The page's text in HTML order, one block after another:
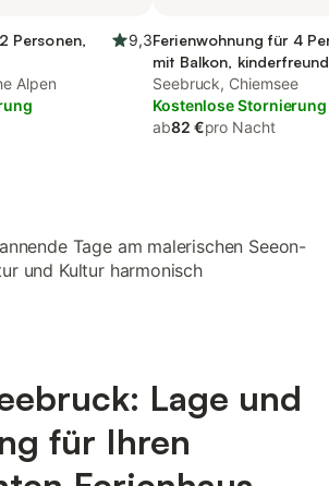
Personen,
9,3
Alpen
Ferienwohnung für 4
mit Balkon,
Seebruck, Chiemsee
Kostenlose Stornierung
ab82 €pro Nacht
Tage am malerischen Seeon-
und Kultur harmonisch
Lage und
für Ihren